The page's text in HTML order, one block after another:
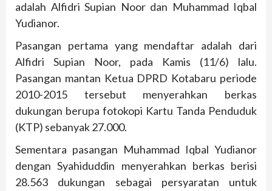
adalah Alfidri Supian Noor dan Muhammad Iqbal
Yudianor.
Pasangan pertama yang mendaftar adalah dari
Alfidri Supian Noor, pada Kamis (11/6) lalu.
Pasangan mantan Ketua DPRD Kotabaru periode
2010-2015 tersebut menyerahkan berkas
dukungan berupa fotokopi Kartu Tanda Penduduk
(KTP) sebanyak 27.000.
Sementara pasangan Muhammad Iqbal Yudianor
dengan Syahiduddin menyerahkan berkas berisi
28.563 dukungan sebagai persyaratan untuk